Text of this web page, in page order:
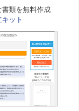
類を無料作成
ット